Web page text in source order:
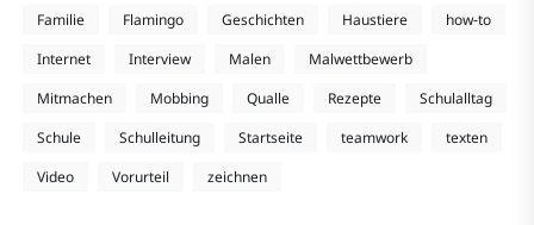
Familie
Flamingo Geschichten Haustiere
how-to
Internet
Interview Malen
Malwettbewerb
Mitmachen
Mobbing Qualle Rezepte
Schulalltag
Schule
Schulleitung Startseite teamwork
texten
Video
Vorurteil zeichnen